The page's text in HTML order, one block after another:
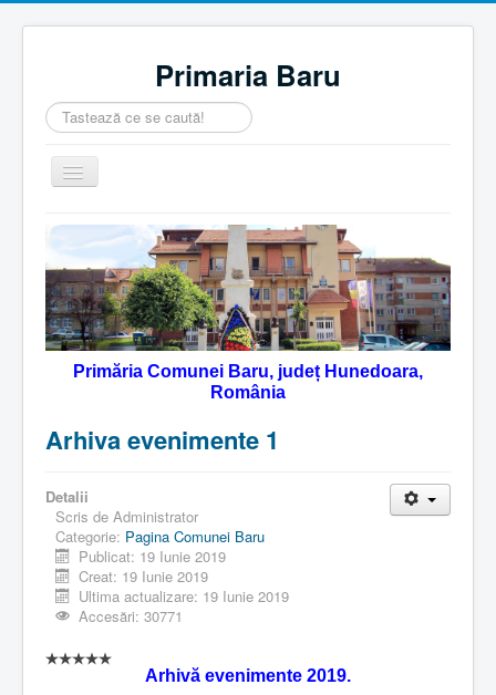
Primaria Baru
Căutare
...
Comută
navigarea
Home
Despre noi
Noutăţi
Contact
Servicii Online
Primăria Comunei Baru, județ Hunedoara,
România
Arhiva evenimente 1
Detalii
Scris de Administrator
Categorie: Pagina Comunei Baru
Publicat: 19 Iunie 2019
Creat: 19 Iunie 2019
Ultima actualizare: 19 Iunie 2019
Accesări: 30771
Arhivă evenimente 2019.